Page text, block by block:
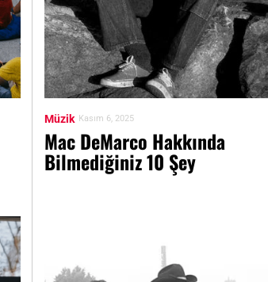
Müzik Kasım 6, 2025
Mac DeMarco Hakkında
Bilmediğiniz 10 Şey